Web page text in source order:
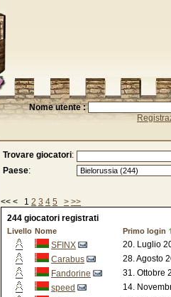
Nome utente :
Trovare giocatori:
Paese:
<< < 1 2 3 4 5 > >>
244 giocatori registrati
Livello Nome Primo login
SFINX
20. Luglio
Carabus
28. Agosto
Fandorine
31. Ottobre
speed
14.